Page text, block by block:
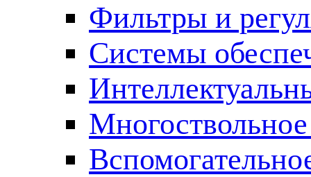
Фильтры и
Cистемы